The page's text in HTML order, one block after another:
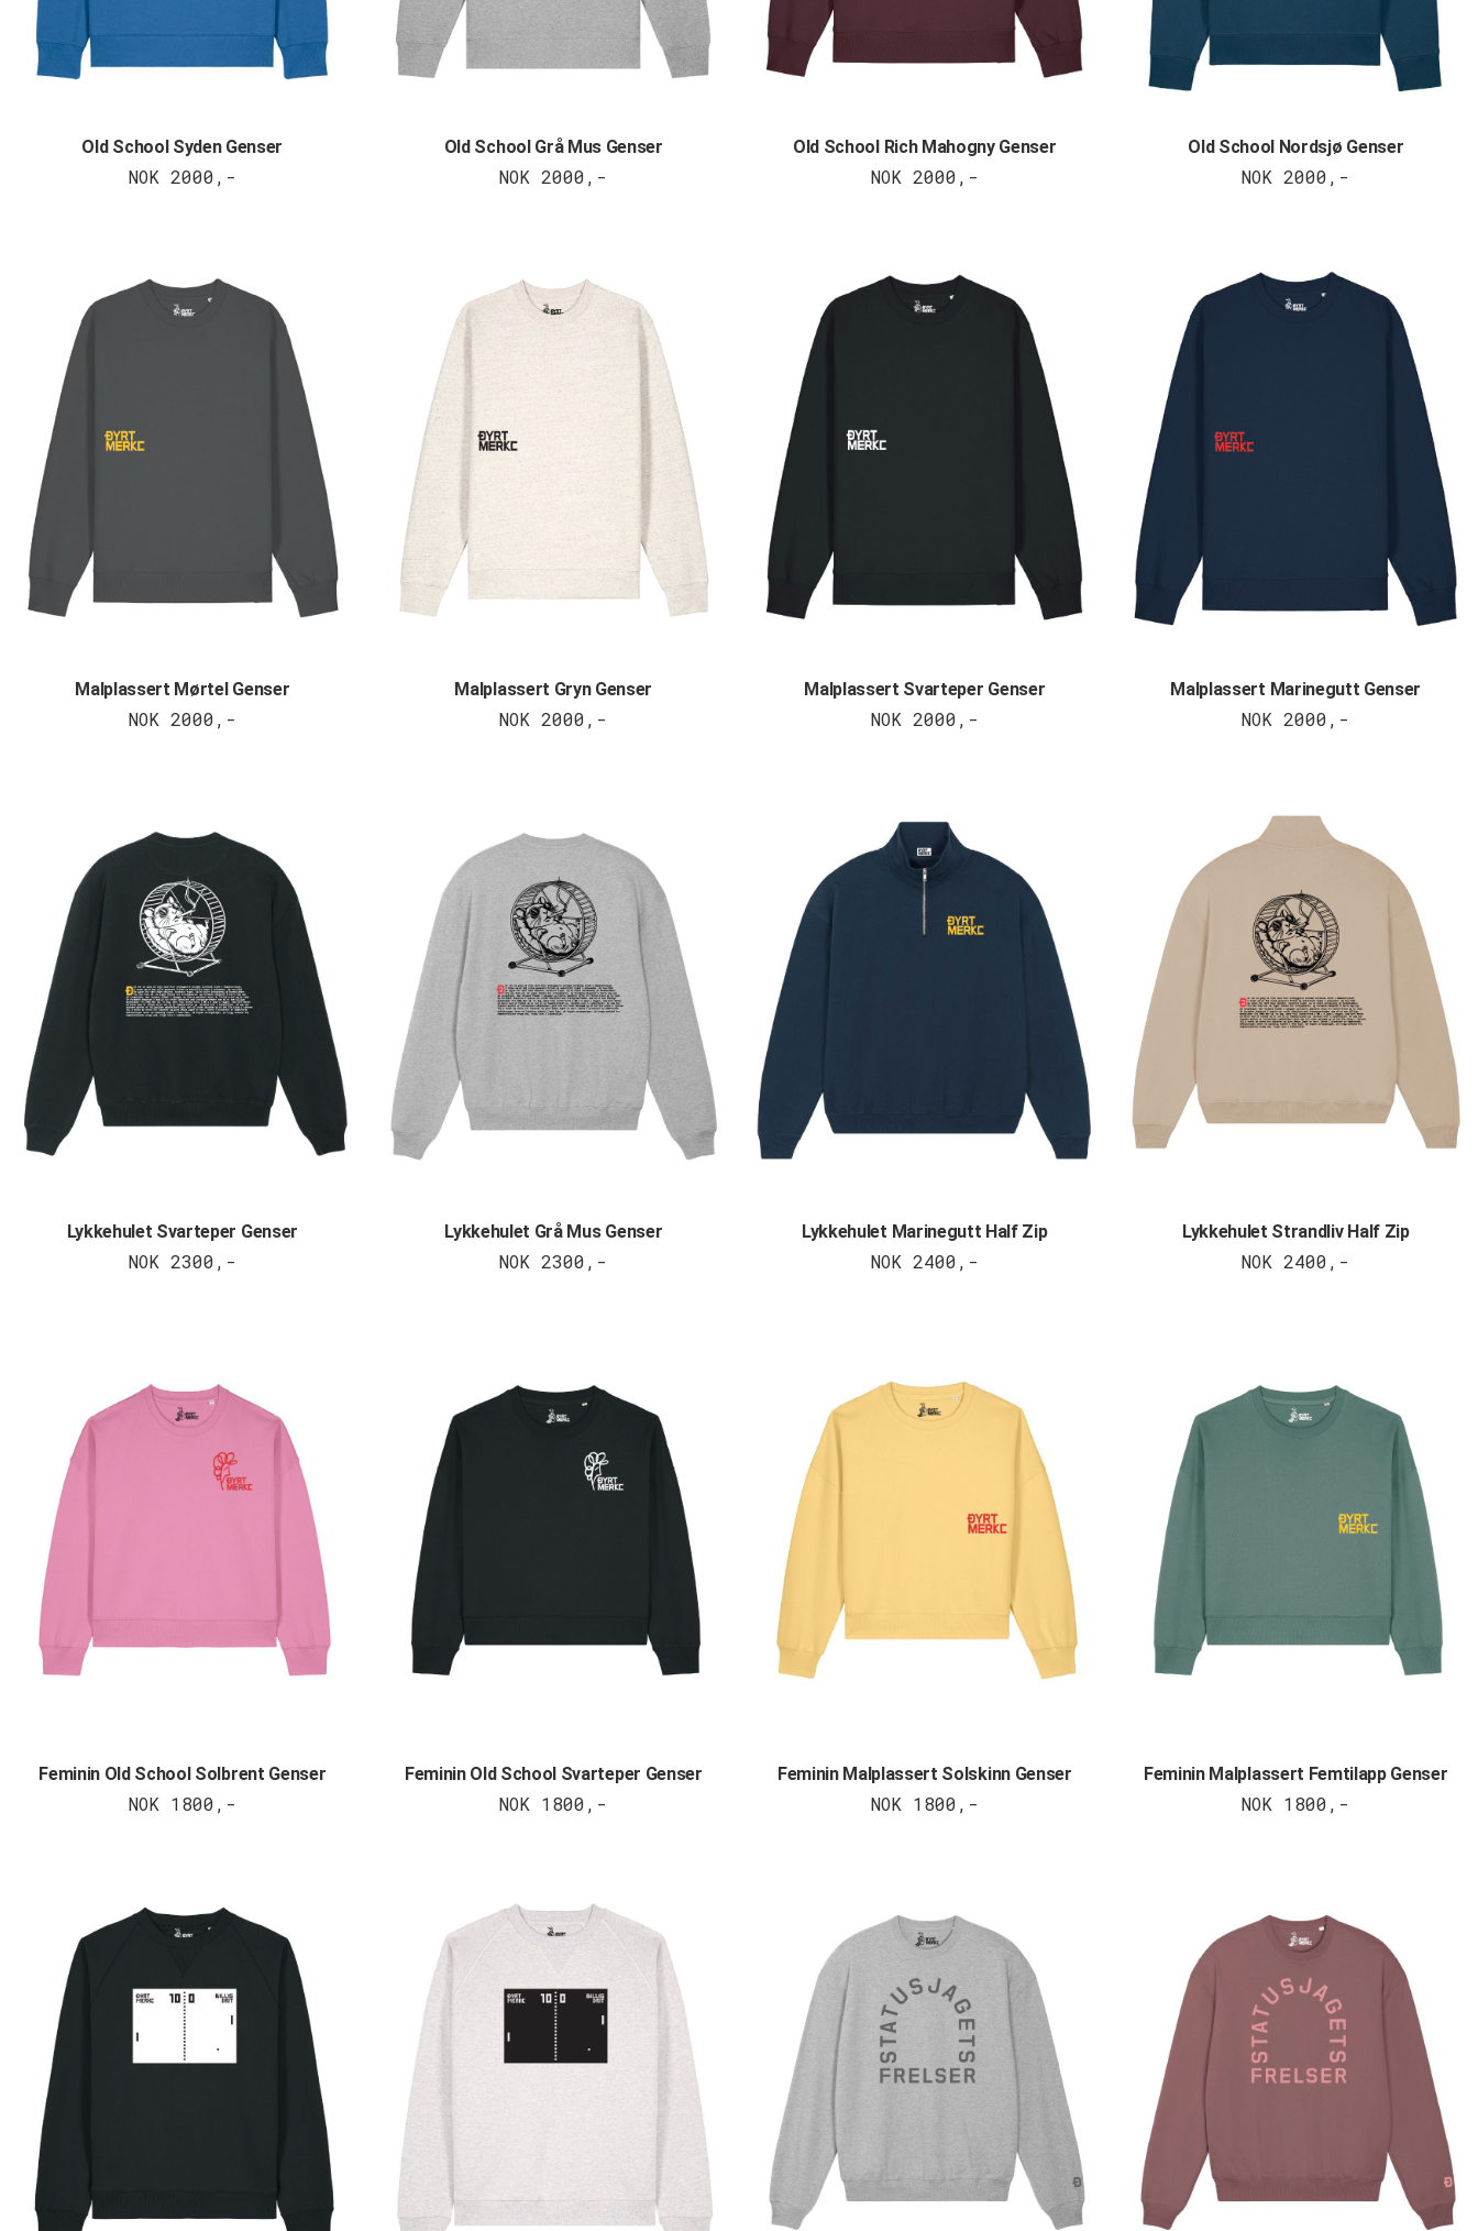
Old School Syden Genser
NOK 2000,-
Old School Grå Mus Genser
NOK 2000,-
Old School Rich Mahogny Genser
NOK 2000,-
Old School Nordsjø Genser
NOK 2000,-
Malplassert Mørtel Genser
NOK 2000,-
Malplassert Gryn Genser
NOK 2000,-
Malplassert Svarteper Genser
NOK 2000,-
Malplassert Marinegutt Genser
NOK 2000,-
Lykkehulet Svarteper Genser
NOK 2300,-
Lykkehulet Grå Mus Genser
NOK 2300,-
Lykkehulet Marinegutt Half Zip
NOK 2400,-
Lykkehulet Strandliv Half Zip
NOK 2400,-
Feminin Old School Solbrent Genser
NOK 1800,-
Feminin Old School Svarteper Genser
NOK 1800,-
Feminin Malplassert Solskinn Genser
NOK 1800,-
Feminin Malplassert Femtilapp Genser
NOK 1800,-